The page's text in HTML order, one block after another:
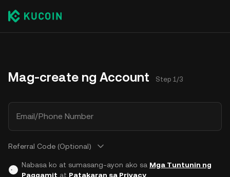
Mag-create ng Account Step 1/3
Email/Phone Number
Referral Code (Optional)
Nabasa ko at sumasang-ayon ako sa Mga Tuntunin ng
Paggamit at Patakaran sa Privacy.